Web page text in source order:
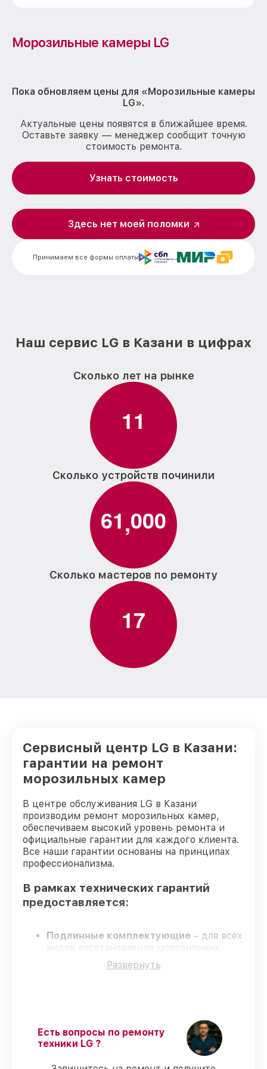
Морозильные камеры LG
Пока обновляем цены для «Морозильные камеры
LG».
Актуальные цены появятся в ближайшее время.
Оставьте заявку — менеджер сообщит точную
стоимость ремонта.
Узнать стоимость
Принимаем все формы оплаты
Здесь нет моей поломки
Наш сервис LG в Казани в цифрах
Сколько лет на рынке
11
Сколько устройств починили
61,000
Сколько мастеров по ремонту
17
Сервисный центр LG в Казани:
гарантии на ремонт
морозильных камер
В центре обслуживания LG в Казани
производим ремонт морозильных камер,
обеспечиваем высокий уровень ремонта и
официальные гарантии для каждого клиента.
Все наши гарантии основаны на принципах
профессионализма.
В рамках технических гарантий
предоставляется:
Подлинные комплектующие – для всех
видов восстановления морозильных
камер применяются только
оригинальные запчасти.
соблюдаем сроки, согласованные с
клиентом.
Гарантийное обслуживание –
восстановление с полным гарантийным
Развернуть
Есть вопросы по ремонту
техники LG ?